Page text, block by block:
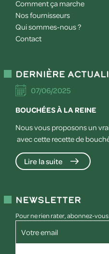
Comment ça marche
Nos fournisseurs
Qui sommes-nous ?
Contact
Dernière
07/06/2025
BOUCHÉES À LA REINE
Nous vous proposons un
avec cette recette de
Lire la suite
Newsletter
Pour ne rien rater, abonnez-
Votre email